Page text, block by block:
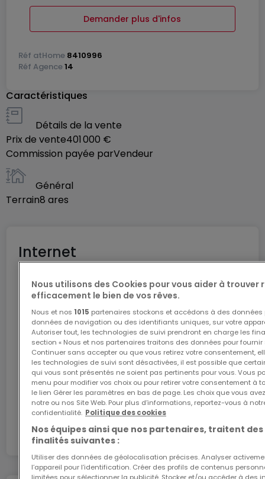
Demander plus d'infos
Réf atHome 8410996
Réf Agence14
Caractéristiques
Détails de la vente
Prix de vente401 000 €
Commission payée parVendeur
Général
Terrain8 ares
Internet
L'internet Giga : l'Internet à domicile
Bénéficiez d’1 mois d’internet gratuit avec le code
ATHOME26 sur le réseau le plus rapide du
Luxembourg.
J’y vais
En partenariat avec
Nous utilisons des Cookies pour vous aider à trouver
efficacement le bien de vos rêves.
Nous et nos 1015 partenaires stockons et accédons à des
données de navigation ou des identifiants uniques, sur votre
Autoriser tout, les technologies de suivi prendront en charge les
section « Nous et nos partenaires traitons des données pour fournir
Continuer sans accepter ou que vous retirez votre consentement,
les technologies de suivi sont désactivées, il est possible que
qui vous sont présentés ne soient pas pertinents pour vous. Vous
menu pour modifier vos choix ou pour retirer votre consentement à
le lien Gérer les paramètres en bas de page. Les choix que vous
notre ou nos Site Web. Pour plus d’informations, reportez-vous à
confidentialité. Politique des cookies
Nos équipes ainsi que nos partenaires, traitent
finalités suivantes :
Utiliser des données de géolocalisation précises. Analyser
l’appareil pour l’identification. Créer des profils de contenus